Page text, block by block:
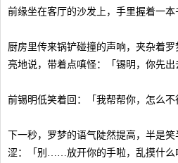
前缘坐在客厅的沙发上，手里握着一本
厨房里传来锅铲碰撞的声响，夹杂着
亮地说，带着点嗔怪：「锡明，你先出
前锡明低笑着回：「我帮帮你，怎么不
下一秒，罗梦的语气陡然提高，半是
涩：「别……放开你的手啦，乱摸什么